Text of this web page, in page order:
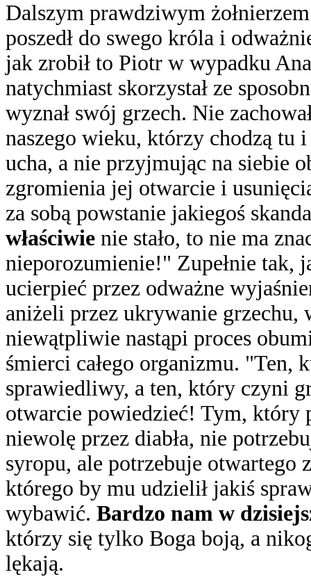
Dalszym prawdziwym
poszedł do swego króla i
jak zrobił to Piotr w wypadku
natychmiast skorzystał ze
wyznał swój grzech. Nie
naszego wieku, którzy chodzą tu
ucha, a nie przyjmując na siebie
zgromienia jej otwarcie i
za sobą powstanie jakiegoś
właściwie nie stało, to nie ma
nieporozumienie!" Zupełnie tak,
ucierpieć przez odważne
aniżeli przez ukrywanie grzechu,
niewątpliwie nastąpi proces
śmierci całego organizmu. "Ten,
sprawiedliwy, a ten, który czyni
otwarcie powiedzieć! Tym, który
niewolę przez diabła, nie
syropu, ale potrzebuje
którego by mu udzielił jakiś
wybawić. Bardzo nam w
którzy się tylko Boga boją, a
lękają.